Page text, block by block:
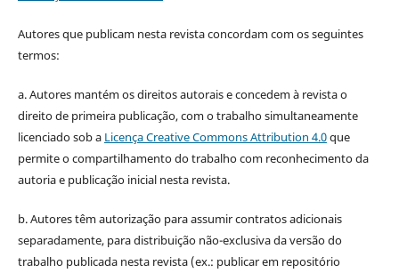
Autores que publicam nesta revista concordam com os seguintes
termos:
a. Autores mantém os direitos autorais e concedem à revista o
direito de primeira publicação, com o trabalho simultaneamente
licenciado sob a Licença Creative Commons Attribution 4.0que
permite o compartilhamento do trabalho com reconhecimento da
autoria e publicação inicial nesta revista.
b. Autores têm autorização para assumir contratos adicionais
separadamente, para distribuição não-exclusiva da versão do
trabalho publicada nesta revista (ex.: publicar em repositório